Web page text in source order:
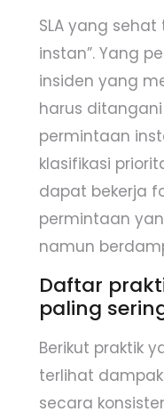
SLA yang
instan”. Yang
insiden yang
harus
permintaan
klasifikasi
dapat bekerja
permintaan
namun
Daftar
paling
Berikut praktik
terlihat
secara